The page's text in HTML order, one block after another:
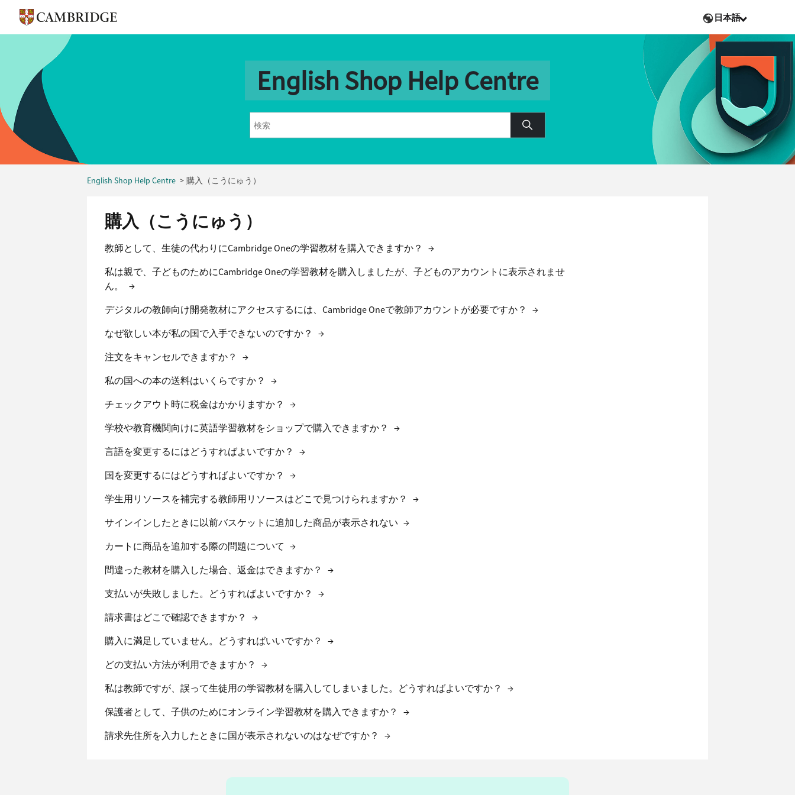
日本語
English Shop Help Centre
English Shop Help Centre 購入（こうにゅう）
購入（こうにゅう）
教師として、生徒の代わりにCambridge Oneの学習教材を購入できますか？ →
私は親で、子どものためにCambridge Oneの学習教材を購入しましたが、子どものアカウントに表示されませ
ん。
→
デジタルの教師向け開発教材にアクセスするには、Cambridge Oneで教師アカウントが必要ですか？ →
なぜ欲しい本が私の国で入手できないのですか？ →
注文をキャンセルできますか？ →
私の国への本の送料はいくらですか？ →
チェックアウト時に税金はかかりますか？ →
学校や教育機関向けに英語学習教材をショップで購入できますか？ →
言語を変更するにはどうすればよいですか？ →
国を変更するにはどうすればよいですか？ →
学生用リソースを補完する教師用リソースはどこで見つけられますか？ →
サインインしたときに以前バスケットに追加した商品が表示されない →
カートに商品を追加する際の問題について →
間違った教材を購入した場合、返金はできますか？ →
支払いが失敗しました。どうすればよいですか？ →
請求書はどこで確認できますか？ →
購入に満足していません。どうすればいいですか？ →
どの支払い方法が利用できますか？ →
私は教師ですが、誤って生徒用の学習教材を購入してしまいました。どうすればよいですか？ →
保護者として、子供のためにオンライン学習教材を購入できますか？ →
請求先住所を入力したときに国が表示されないのはなぜですか？ →